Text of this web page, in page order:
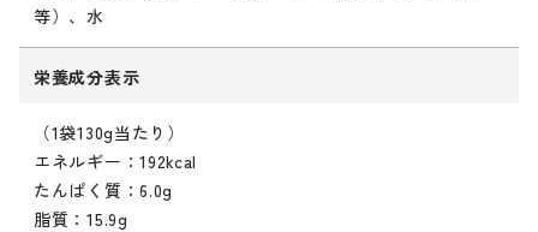
等）、水
栄養成分表示
（1袋130g当たり）
エネルギー：192kcal
たんぱく質：6.0g
脂質：15.9g